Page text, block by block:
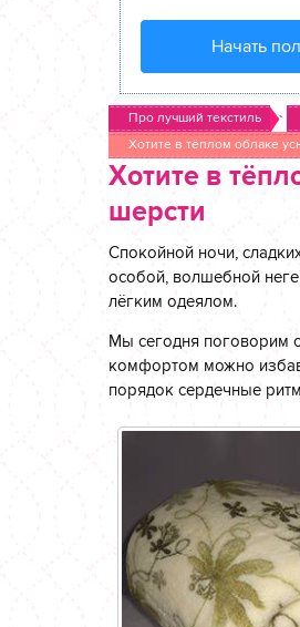
Начать
Про лучший текстиль >
Хотите в тёплом облаке
Хотите в
шерсти
Спокойной ночи,
особой, волшебной
лёгким одеялом.
Мы сегодня поговорим
комфортом можно
порядок сердечные